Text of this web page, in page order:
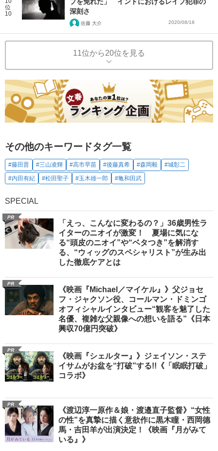
位
10
深刻さ
佐藤 大介 2020/08/18
11位から20位を見る
その他のキーワードタグ一覧
#藤田晋 #三山凌輝 #高市早苗 #後藤真希 #森岡毅
#城彰二
#内田有紀
#松田聖子 #玉木雄一郎 #亀和田武
SPECIAL
PR
「えっ、こんなに変わるの？」36歳男性ラ
イターのニオイが激変！ 夏場に気にな
る“頭皮のニオイ”や“ベタつき”を解消す
る、“ウィッグのスペシャリスト”が生み出
した徹底ケアとは
PR
《映画『Michael／マイケル』》父ジョセ
フ・ジャクソン役、コールマン・ドミンゴ
オフィシャルインタビュー“観客を魅了した
名優、複雑な父親像への想いを語る”《日本
興収70億円突破》
PR
《映画『シェルター』》ジェイソン・ステ
イサムがお盆を“打破”する!!《「眠眠打破」
コラボ》
PR
《渡辺淳一原作＆娘・渡邉直子監督》“女性
の性”を真摯に描く意欲作に黒木瞳・西岡德
馬・吉田羊が出演決定！《映画『月がみて
いる』》